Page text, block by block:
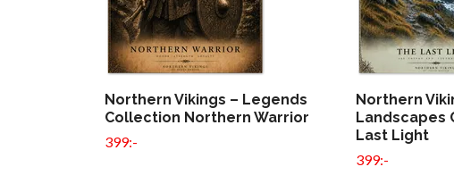
Northern Vikings – Legends
Collection Northern Warrior
399:-
Northern
Landscapes
Last Light
399:-